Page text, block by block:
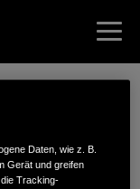
Daten, wie z. B.
Gerät und greifen
Tracking-